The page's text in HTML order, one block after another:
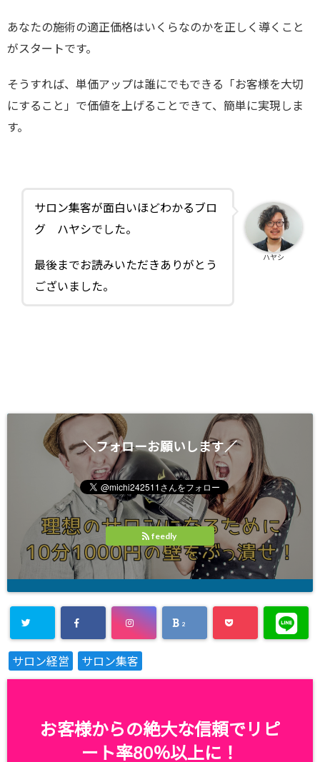
あなたの施術の適正価格はいくらなのかを正しく導くこと
がスタートです。
そうすれば、単価アップは誰にでもできる「お客様を大切
にすること」で価値を上げることできて、簡単に実現しま
す。
サロン集客が面白いほどわかるブロ
グ ハヤシでした。
最後までお読みいただきありがとう
ございました。
ハヤシ
＼フォローお願いします／
feedly
2
サロン経営 サロン集客
お客様からの絶大な信頼でリピ
ート率80％以上に！